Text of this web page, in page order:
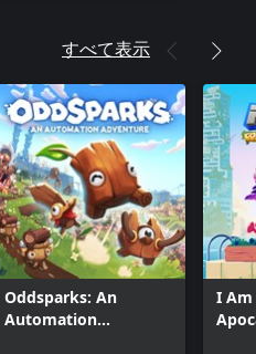
すべて表示
Oddsparks: An
Automation
I Am